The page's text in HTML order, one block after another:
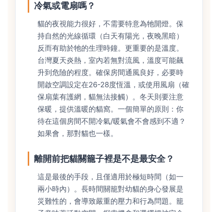
冷氣或電扇嗎？
貓的夜視能力很好，不需要特意為牠開燈。保
持自然的光線循環（白天有陽光，夜晚黑暗）
反而有助於牠的生理時鐘。更重要的是溫度。
台灣夏天炎熱，室內若無對流風，溫度可能飆
升到危險的程度。確保房間通風良好，必要時
開啟空調設定在26-28度恆溫，或使用風扇（確
保扇葉有護網，貓無法接觸）。冬天則要注意
保暖，提供溫暖的貓窩。一個簡單的原則：你
待在這個房間不開冷氣/暖氣會不會感到不適？
如果會，那對貓也一樣。
離開前把貓關籠子裡是不是最安全？
這是最後的手段，且僅適用於極短時間（如一
兩小時內）。長時間關籠對幼貓的身心發展是
災難性的，會導致嚴重的壓力和行為問題。籠